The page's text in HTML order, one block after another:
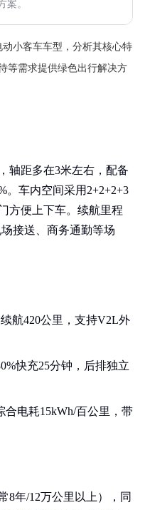
案。
小客车车型，分析其核心特
等需求提供绿色出行解决方
轴距多在3米左右，配备
。车内空间采用2+2+2+3
方便上下车。续航里程
接送、商务通勤等场
航420公里，支持V2L外
快充25分钟，后排独立
合电耗15kWh/百公里，带
8年/12万公里以上），同